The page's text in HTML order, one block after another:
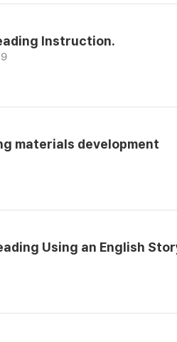
Instruction.
materials development
Using an English